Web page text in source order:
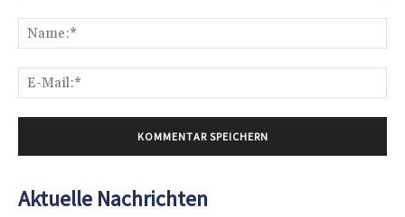
Aktuelle Nachrichten